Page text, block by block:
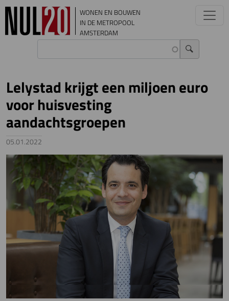
Overslaan en naar de inhoud gaan
WONEN EN BOUWEN
IN DE METROPOOL
AMSTERDAM
Lelystad krijgt een miljoen euro
voor huisvesting
aandachtsgroepen
05.01.2022
Image